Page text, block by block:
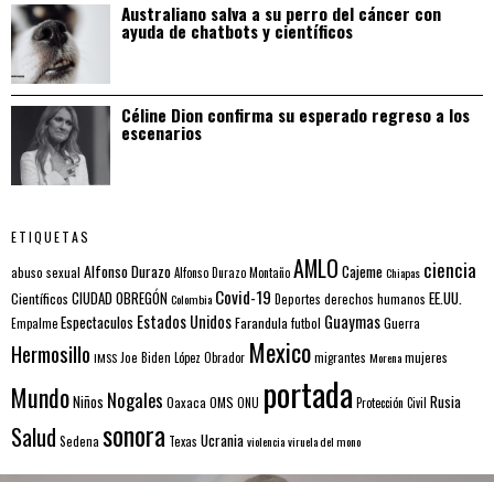
Australiano salva a su perro del cáncer con
ayuda de chatbots y científicos
Céline Dion confirma su esperado regreso a los
escenarios
ETIQUETAS
abuso sexual Alfonso DurazoAlfonso Durazo MontañoAMLO CajemeChiapas ciencia
Científicos CIUDAD OBREGÓNColombia Covid-19 Deportes derechos humanos EE.UU.
EmpalmeEspectaculos Estados UnidosFarandulafutbol GuaymasGuerra
Hermosillo IMSS Joe Biden López Obrador Mexicomigrantes Morenamujeres
MundoNiños Nogales Oaxaca OMS ONU portada Protección Civil Rusia
Salud Sedena sonora Texas Ucraniaviolenciaviruela del mono